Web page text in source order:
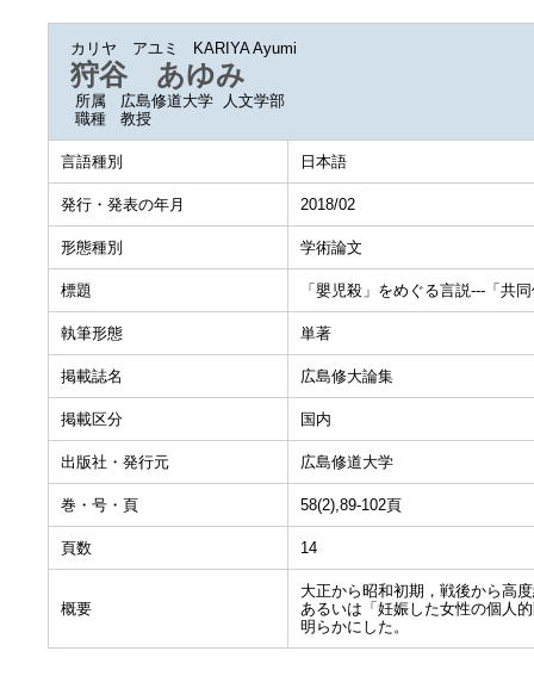
カリヤ アユミ KARIYA Ayumi
狩谷 あゆみ
所属
広島修道大学 人文学部
職種
教授
言語種別 日本語
発行・発表の年月 2018/02
形態種別 学術論文
標題 「嬰児殺」をめぐる言説---「共
執筆形態 単著
掲載誌名 広島修大論集
掲載区分 国内
出版社・発行元 広島修道大学
巻・号・頁 58(2),89-102頁
頁数 14
概要
大正から昭和初期，戦後から高
あるいは「妊娠した女性の個人
明らかにした。